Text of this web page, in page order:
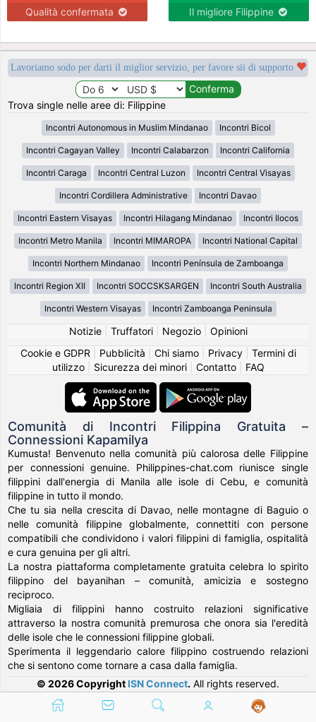
Qualità confermata Il migliore Filippine
Lavoriamo sodo per darti il miglior servizio, per favore sii di supporto
Trova single nelle aree di: Filippine
Incontri Autonomous in Muslim Mindanao Incontri Bicol
Incontri Cagayan Valley Incontri Calabarzon Incontri California
Incontri Caraga Incontri Central Luzon Incontri Central Visayas
Incontri Cordillera Administrative Incontri Davao
Incontri Eastern Visayas Incontri Hilagang Mindanao Incontri Ilocos
Incontri Metro Manila Incontri MIMAROPA Incontri National Capital
Incontri Northern Mindanao Incontri Península de Zamboanga
Incontri Region XII Incontri SOCCSKSARGEN Incontri South Australia
Incontri Western Visayas Incontri Zamboanga Peninsula
Notizie| Truffatori| Negozio| Opinioni
Cookie e GDPR
Pubblicità Chi siamo| Privacy| Termini di
utilizzo| Sicurezza dei minori| Contatto| FAQ
Comunità di Incontri Filippina Gratuita –
Connessioni Kapamilya
Kumusta! Benvenuto nella comunità più calorosa delle Filippine
per connessioni genuine. Philippines-chat.com riunisce single
filippini dall'energia di Manila alle isole di Cebu, e comunità
filippine in tutto il mondo.
Che tu sia nella crescita di Davao, nelle montagne di Baguio o
nelle comunità filippine globalmente, connettiti con persone
compatibili che condividono i valori filippini di famiglia, ospitalità
e cura genuina per gli altri.
La nostra piattaforma completamente gratuita celebra lo spirito
filippino del bayanihan – comunità, amicizia e sostegno
reciproco.
Migliaia di filippini hanno costruito relazioni significative
attraverso la nostra comunità premurosa che onora sia l'eredità
delle isole che le connessioni filippine globali.
Sperimenta il leggendario calore filippino costruendo relazioni
che si sentono come tornare a casa dalla famiglia.
© 2026 Copyright ISN Connect. All rights reserved.